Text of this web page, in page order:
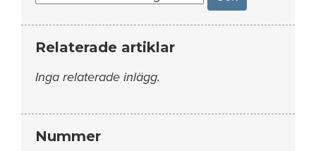
Relaterade artiklar
Inga relaterade inlägg.
Nummer